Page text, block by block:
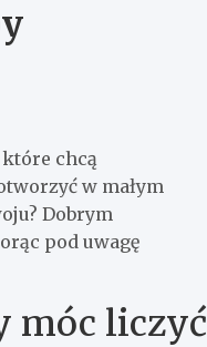
chcą
w małym
Dobrym
pod uwagę
móc liczyć